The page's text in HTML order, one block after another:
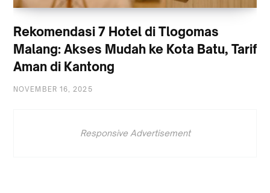
Rekomendasi 7 Hotel di Tlogomas
Malang: Akses Mudah ke Kota Batu, Tarif
Aman di Kantong
NOVEMBER 16, 2025
Responsive Advertisement